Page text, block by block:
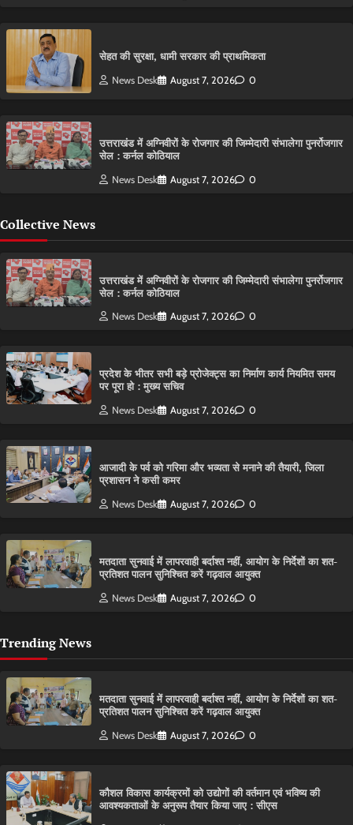
सेहत की सुरक्षा, धामी सरकार की प्राथमिकता
News Desk August 7, 2026 0
उत्तराखंड में अग्निवीरों के रोजगार की जिम्मेदारी संभालेगा पुनर्रोजगार
सेल : कर्नल कोठियाल
News Desk August 7, 2026 0
Collective News
उत्तराखंड में अग्निवीरों के रोजगार की जिम्मेदारी संभालेगा पुनर्रोजगार
सेल : कर्नल कोठियाल
News Desk August 7, 2026 0
प्रदेश के भीतर सभी बड़े प्रोजेक्ट्स का निर्माण कार्य नियमित समय
पर पूरा हो : मुख्य सचिव
News Desk August 7, 2026 0
आजादी के पर्व को गरिमा और भव्यता से मनाने की तैयारी, जिला
प्रशासन ने कसी कमर
News Desk August 7, 2026 0
मतदाता सुनवाई में लापरवाही बर्दाश्त नहीं, आयोग के निर्देशों का शत-
प्रतिशत पालन सुनिश्चित करें गढ़वाल आयुक्त
News Desk August 7, 2026 0
Trending News
मतदाता सुनवाई में लापरवाही बर्दाश्त नहीं, आयोग के निर्देशों का शत-
प्रतिशत पालन सुनिश्चित करें गढ़वाल आयुक्त
News Desk August 7, 2026 0
कौशल विकास कार्यक्रमों को उद्योगों की वर्तमान एवं भविष्य की
आवश्यकताओं के अनुरूप तैयार किया जाए : सीएस